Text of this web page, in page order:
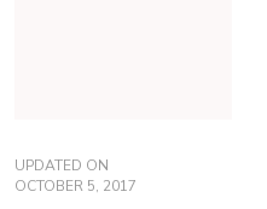
UPDATED ON
OCTOBER 5, 2017